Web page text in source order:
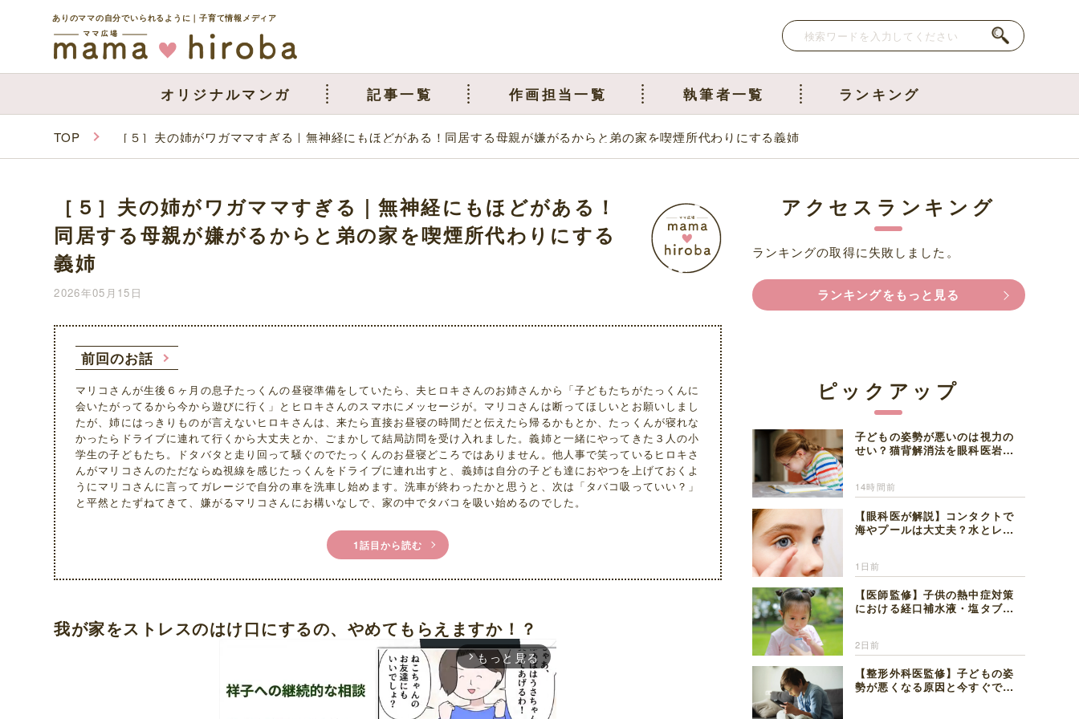
ありのママの自分でいられるように｜子育て情報メディア
オリジナルマンガ 記事一覧 作画担当一覧 執筆者一覧 ランキング
TOP ［５］夫の姉がワガママすぎる｜無神経にもほどがある！同居する母親が嫌がるからと弟の家を喫煙所代わりにする義姉
［５］夫の姉がワガママすぎる｜無神経にもほどがある！
同居する母親が嫌がるからと弟の家を喫煙所代わりにする
義姉
2026年05月15日
前回のお話
マリコさんが生後６ヶ月の息子たっくんの昼寝準備をしていたら、夫ヒロキさんのお姉さんから「子どもたちがたっくんに
会いたがってるから今から遊びに行く」とヒロキさんのスマホにメッセージが。マリコさんは断ってほしいとお願いしまし
たが、姉にはっきりものが言えないヒロキさんは、来たら直接お昼寝の時間だと伝えたら帰るかもとか、たっくんが寝れな
かったらドライブに連れて行くから大丈夫とか、ごまかして結局訪問を受け入れました。義姉と一緒にやってきた３人の小
学生の子どもたち。ドタバタと走り回って騒ぐのでたっくんのお昼寝どころではありません。他人事で笑っているヒロキさ
んがマリコさんのただならぬ視線を感じたっくんをドライブに連れ出すと、義姉は自分の子ども達におやつを上げておくよ
うにマリコさんに言ってガレージで自分の車を洗車し始めます。洗車が終わったかと思うと、次は「タバコ吸っていい？」
と平然とたずねてきて、嫌がるマリコさんにお構いなしで、家の中でタバコを吸い始めるのでした。
1話目から読む
我が家をストレスのはけ口にするの、やめてもらえますか！？
arrow_forward_ios もっと見る
アクセスランキング
ランキングの取得に失敗しました。
ランキングをもっと見る
ピックアップ
子どもの姿勢が悪いのは視力の
せい？猫背解消法を眼科医岩見
14時間前
【眼科医が解説】コンタクトで
海やプールは大丈夫？水とレン
1日前
【医師監修】子供の熱中症対策
における経口補水液・塩タブレ
2日前
【整形外科医監修】子どもの姿
勢が悪くなる原因と今すぐでき